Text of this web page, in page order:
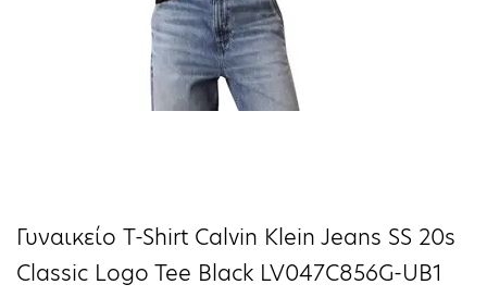
Γυναικείο T-Shirt Calvin Klein Jeans SS 20s
Classic Logo Tee Black LV047C856G-UB1